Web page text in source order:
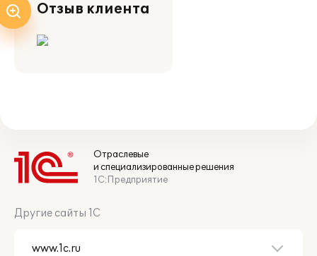
Отзыв клиента
Отраслевые
и специализированные решения
1С:Предприятие
Другие сайты 1С